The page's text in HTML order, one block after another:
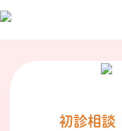
初診相談